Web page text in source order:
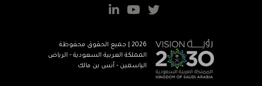
2026 | جميع الحقوق محفوظة
المملكة العربية السعودية - الرياض
الياسمين - أنس بن مالك